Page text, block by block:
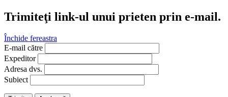
Trimiteţi link-ul unui prieten prin e-mail.
Închide fereastra
E-mail către
Expeditor
Adresa dvs.
Subiect